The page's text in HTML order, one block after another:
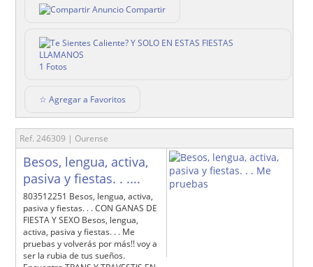
Compartir
1 Fotos
☆ Agregar a Favoritos
Ref. 246309 | Ourense
Besos, lengua, activa,
pasiva y fiestas. . ....
803512251 Besos, lengua, activa,
pasiva y fiestas. . . CON GANAS DE
FIESTA Y SEXO Besos, lengua,
activa, pasiva y fiestas. . . Me
pruebas y volverás por más!! voy a
ser la rubia de tus sueños.